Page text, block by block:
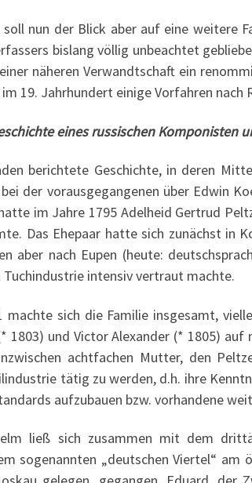
soll nun der Blick aber auf eine weitere
bislang völlig unbeachtet
näheren Verwandtschaft ein
19. Jahrhundert einige Vorfahren nach
eines russischen Komponisten
berichtete Geschichte, in deren
der vorausgegangenen über Edwin
im Jahre 1795 Adelheid Gertrud
Das Ehepaar hatte sich zunächst in
aber nach Eupen (heute:
Tuchindustrie intensiv vertraut machte.
machte sich die Familie insgesamt,
1803) und Victor Alexander (* 1805)
achtfachen Mutter, den
tätig zu werden, d.h. ihre
aufzubauen bzw. vorhandene
ließ sich zusammen mit dem
sogenannten „deutschen Viertel“ am